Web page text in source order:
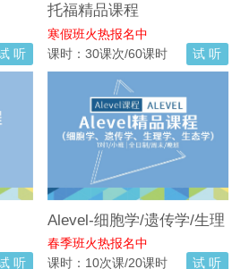
听
托福精品课程
寒假班火热报名中
课时：30课次/60课时
试 听
听
Alevel-细胞学/遗传学/生理
学/生态学
春季班火热报名中
课时：10次课/20课时
试 听